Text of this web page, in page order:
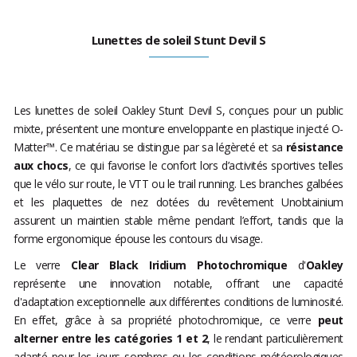
Lunettes de soleil Stunt Devil S
Les lunettes de soleil Oakley Stunt Devil S, conçues pour un public
mixte, présentent une monture enveloppante en plastique injecté O-
Matter™. Ce matériau se distingue par sa légèreté et sa résistance
aux chocs, ce qui favorise le confort lors d’activités sportives telles
que le vélo sur route, le VTT ou le trail running. Les branches galbées
et les plaquettes de nez dotées du revêtement Unobtainium
assurent un maintien stable même pendant l’effort, tandis que la
forme ergonomique épouse les contours du visage.
Le verre Clear Black Iridium Photochromique d'Oakley
représente une innovation notable, offrant une capacité
d'adaptation exceptionnelle aux différentes conditions de luminosité.
En effet, grâce à sa propriété photochromique, ce verre peut
alterner entre les catégories 1 et 2, le rendant particulièrement